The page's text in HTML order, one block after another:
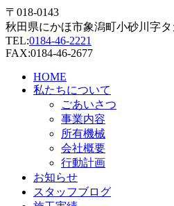
〒018-0143
秋田県にかほ市象潟町小砂川字タ
TEL:0184-46-2221
FAX:0184-46-2677
HOME
私たちについて
ごあいさつ
事業内容
所有機械
会社概要
行動計画
お知らせ
スタッフブログ